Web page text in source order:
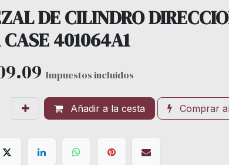
DE CILINDRO
401064A1
Impuestos incluidos
Añadir a la cesta Comprar